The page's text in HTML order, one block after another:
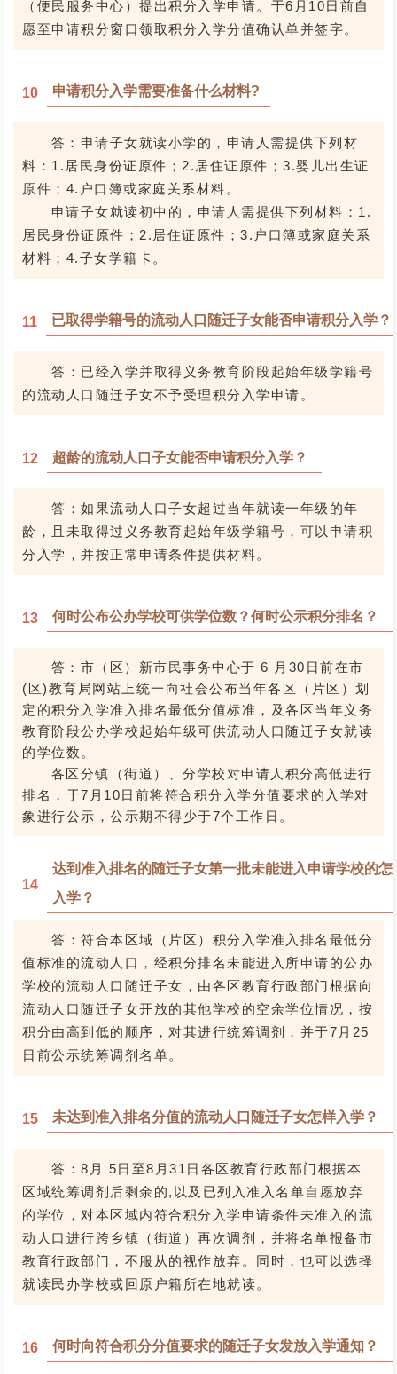
（便民服务中心）提出积分入学申请。于6月10日前自
愿至申请积分窗口领取积分入学分值确认单并签字。
10 申请积分入学需要准备什么材料?
答：申请子女就读小学的，申请人需提供下列材
料：1.居民身份证原件；2.居住证原件；3.婴儿出生证
原件；4.户口簿或家庭关系材料。
申请子女就读初中的，申请人需提供下列材料：1.
居民身份证原件；2.居住证原件；3.户口簿或家庭关系
材料；4.子女学籍卡。
11 已取得学籍号的流动人口随迁子女能否申请积分入学？
答：已经入学并取得义务教育阶段起始年级学籍号
的流动人口随迁子女不予受理积分入学申请。
12 超龄的流动人口子女能否申请积分入学？
答：如果流动人口子女超过当年就读一年级的年
龄，且未取得过义务教育起始年级学籍号，可以申请积
分入学，并按正常申请条件提供材料。
13 何时公布公办学校可供学位数？何时公示积分排名？
答：市（区）新市民事务中心于 6 月30日前在市
(区)教育局网站上统一向社会公布当年各区（片区）划
定的积分入学准入排名最低分值标准，及各区当年义务
教育阶段公办学校起始年级可供流动人口随迁子女就读
的学位数。
各区分镇（街道）、分学校对申请人积分高低进行
排名，于7月10日前将符合积分入学分值要求的入学对
象进行公示，公示期不得少于7个工作日。
14
达到准入排名的随迁子女第一批未能进入申请学校的怎
入学？
答：符合本区域（片区）积分入学准入排名最低分
值标准的流动人口，经积分排名未能进入所申请的公办
学校的流动人口随迁子女，由各区教育行政部门根据向
流动人口随迁子女开放的其他学校的空余学位情况，按
积分由高到低的顺序，对其进行统筹调剂，并于7月25
日前公示统筹调剂名单。
15 未达到准入排名分值的流动人口随迁子女怎样入学？
答：8月 5日至8月31日各区教育行政部门根据本
区域统筹调剂后剩余的,以及已列入准入名单自愿放弃
的学位，对本区域内符合积分入学申请条件未准入的流
动人口进行跨乡镇（街道）再次调剂，并将名单报备市
教育行政部门，不服从的视作放弃。同时，也可以选择
就读民办学校或回原户籍所在地就读。
16 何时向符合积分分值要求的随迁子女发放入学通知？